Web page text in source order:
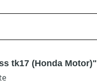
tk17 (Honda Motor)"